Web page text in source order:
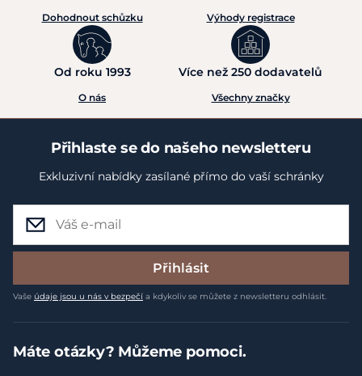
Dohodnout schůzku Výhody registrace
Od roku 1993
O nás
Více než 250 dodavatelů
Všechny značky
Přihlaste se do našeho newsletteru
Exkluzivní nabídky zasílané přímo do vaší schránky
Přihlásit
Vaše údaje jsou u nás v bezpečí a kdykoliv se můžete z newsletteru odhlásit.
Máte otázky? Můžeme pomoci.